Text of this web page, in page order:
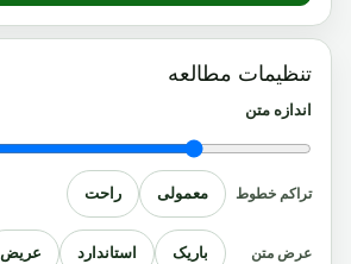
تنظیمات مطالعه
اندازه متن
تراکم خطوط معمولی راحت
عرض متن باریک استاندارد عریض